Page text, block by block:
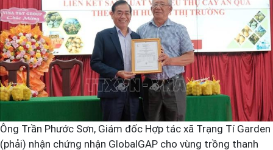
Ông Trần Phước Sơn, Giám đốc Hợp tác xã Trạng Tí Garden
(phải) nhận chứng nhận GlobalGAP cho vùng trồng thanh